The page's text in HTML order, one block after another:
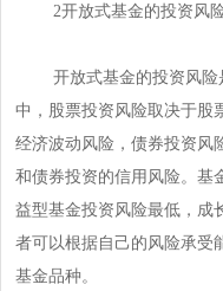
2开放式基金的投资风
开放式基金的投资风险
中，股票投资风险取决于股
经济波动风险，债券投资风
和债券投资的信用风险。基
益型基金投资风险最低，成
者可以根据自己的风险承受
基金品种。